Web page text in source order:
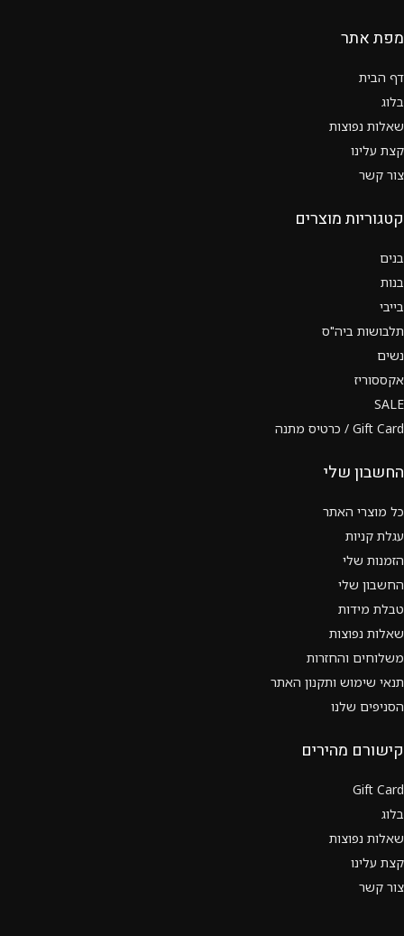
מפת אתר
דף הבית
בלוג
שאלות נפוצות
קצת עלינו
צור קשר
קטגוריות מוצרים
בנים
בנות
בייבי
תלבושות ביה"ס
נשים
אקססוריז
SALE
Gift Card / כרטיס מתנה
החשבון שלי
כל מוצרי האתר
עגלת קניות
הזמנות שלי
החשבון שלי
טבלת מידות
שאלות נפוצות
משלוחים והחזרות
תנאי שימוש ותקנון האתר
הסניפים שלנו
קישורם מהירים
Gift Card
בלוג
שאלות נפוצות
קצת עלינו
צור קשר